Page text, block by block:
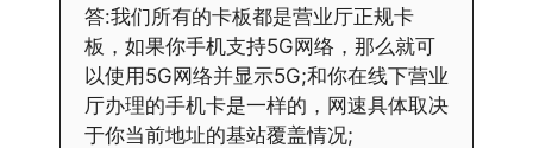
答:我们所有的卡板都是营业厅正规卡
板，如果你手机支持5G网络，那么就可
以使用5G网络并显示5G;和你在线下营业
厅办理的手机卡是一样的，网速具体取决
于你当前地址的基站覆盖情况;